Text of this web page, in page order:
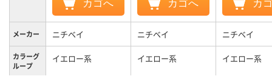
カゴへ カゴへ カ
メーカー ニチベイ ニチベイ ニチベイ
カラーグ
ループ
イエロー系 イエロー系 イエロー系